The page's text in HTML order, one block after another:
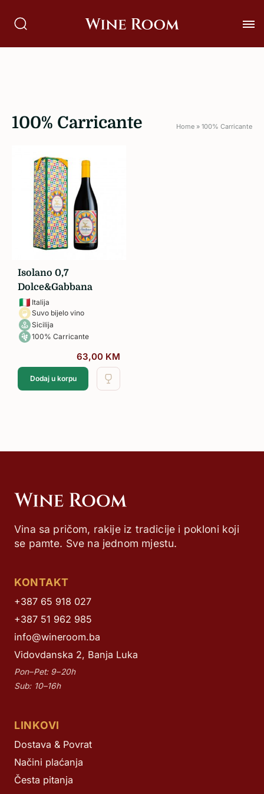
100% Carricante Home » 100% Carricante
Isolano 0,7
Dolce&Gabbana
Italija
Suvo bijelo vino
Sicilija
100% Carricante
63,00 KM
Dodaj u korpu
Vina sa pričom, rakije iz tradicije i pokloni koji
se pamte. Sve na jednom mjestu.
KONTAKT
+387 65 918 027
+387 51 962 985
info@wineroom.ba
Vidovdanska 2, Banja Luka
Pon–Pet: 9–20h
Sub: 10–16h
LINKOVI
Dostava & Povrat
Načini plaćanja
Česta pitanja